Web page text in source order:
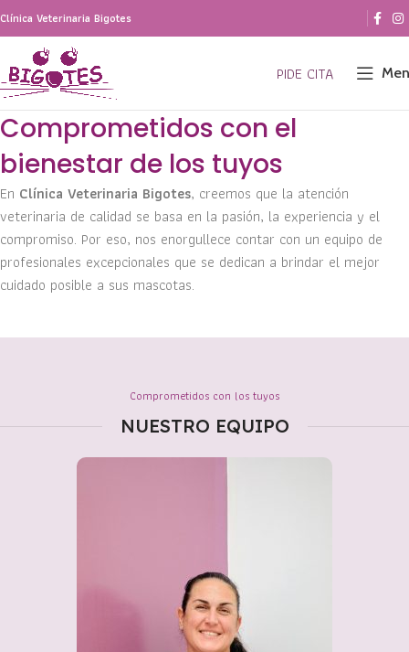
Clínica Veterinaria Bigotes
PIDE CITA
Comprometidos con el
bienestar de los tuyos
En Clínica Veterinaria Bigotes, creemos que la atención
veterinaria de calidad se basa en la pasión, la experiencia y el
compromiso. Por eso, nos enorgullece contar con un equipo de
profesionales excepcionales que se dedican a brindar el mejor
cuidado posible a sus mascotas.
Comprometidos con los tuyos
NUESTRO EQUIPO